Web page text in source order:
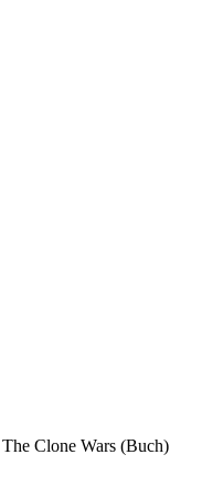
Clone Wars (Buch)